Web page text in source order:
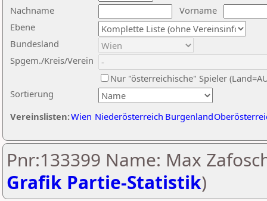
Nachname
Vorname
Ebene
Sortierung
Bundesland
Spgem./Kreis/Verein
Nur "österreichische" Spieler
Vereinslisten:Wien Niederösterreich Burgenland
Pnr:133399 Name: Max
Grafik Partie-Statistik)